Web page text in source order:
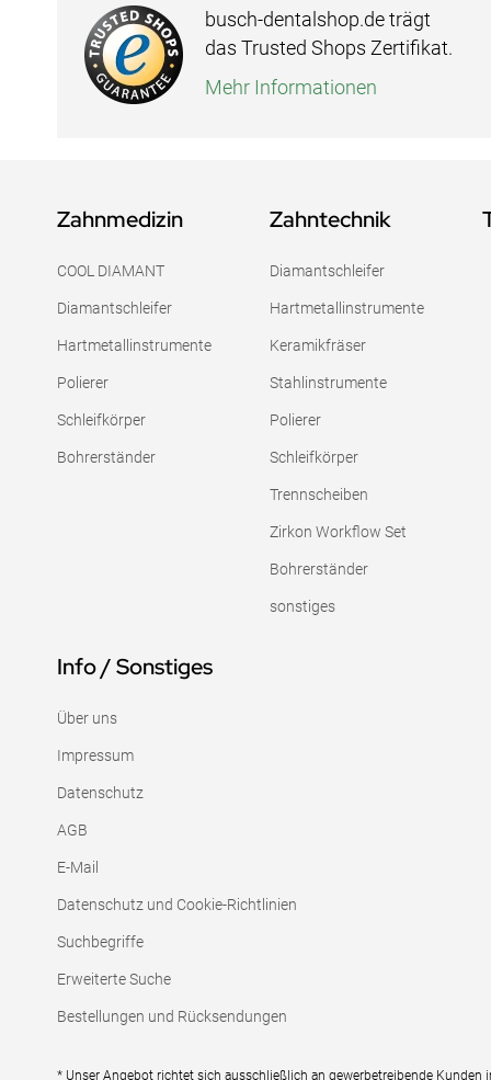
busch-dentalshop.de trägt
das Trusted Shops Zertifikat.
Mehr Informationen
Zahnmedizin
COOL DIAMANT
Diamantschleifer
Hartmetallinstrumente
Polierer
Schleifkörper
Bohrerständer
Zahntechnik
Diamantschleifer
Hartmetallinstrumente
Keramikfräser
Stahlinstrumente
Polierer
Schleifkörper
Trennscheiben
Zirkon Workflow Set
Bohrerständer
sonstiges
Info / Sonstiges
Über uns
Impressum
Datenschutz
AGB
E-Mail
Datenschutz und Cookie-Richtlinien
Suchbegriffe
Erweiterte Suche
Bestellungen und Rücksendungen
* Unser Angebot richtet sich ausschließlich an gewerbetreibende Kunden